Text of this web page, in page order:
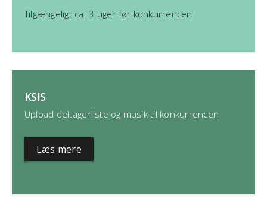
Tilgængeligt ca. 3 uger før konkurrencen
KSIS
Upload deltagerliste og musik til konkurrencen
Læs mere